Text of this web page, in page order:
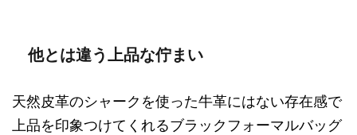
他とは違う上品な佇まい
天然皮革のシャークを使った牛革にはない存在感で
上品を印象つけてくれるブラックフォーマルバッグ